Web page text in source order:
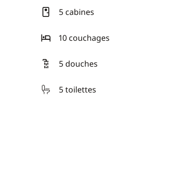
5 cabines
10 couchages
5 douches
5 toilettes